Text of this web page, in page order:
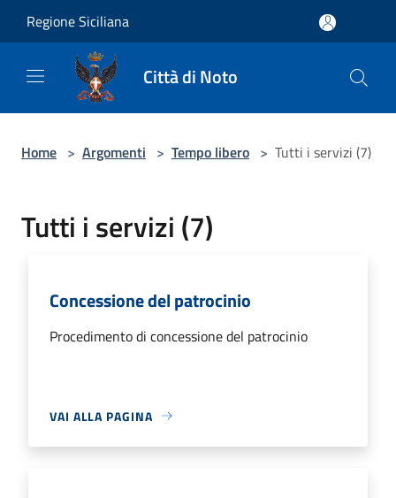
Regione Siciliana
Città di Noto
Home > Argomenti > Tempo libero > Tutti i servizi (7)
Tutti i servizi (7)
Concessione del patrocinio
Procedimento di concessione del patrocinio
VAI ALLA PAGINA